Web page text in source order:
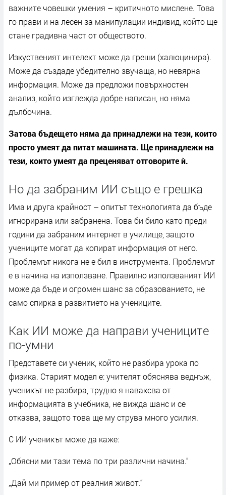
важните човешки умения – критичното мислене. Това
го прави и на лесен за манипулации индивид, който ще
стане градивна част от обществото.
Изкуственият интелект може да греши (халюцинира).
Може да създаде убедително звучаща, но невярна
информация. Може да предложи повърхностен
анализ, който изглежда добре написан, но няма
дълбочина.
Затова бъдещето няма да принадлежи на тези, които
просто умеят да питат машината. Ще принадлежи на
тези, които умеят да преценяват отговорите ѝ.
Но да забраним ИИ също е грешка
Има и друга крайност – опитът технологията да бъде
игнорирана или забранена. Това би било като преди
години да забраним интернет в училище, защото
учениците могат да копират информация от него.
Проблемът никога не е бил в инструмента. Проблемът
е в начина на използване. Правилно използваният ИИ
може да бъде и огромен шанс за образованието, не
само спирка в развитието на учениците.
Как ИИ може да направи учениците
по-умни
Представете си ученик, който не разбира урока по
физика. Старият модел е: учителят обяснява веднъж,
ученикът не разбира, трудно я наваксва от
информацията в учебника, не вижда шанс и се
отказва, защото това ще му струва много усилия.
С ИИ ученикът може да каже:
„Обясни ми тази тема по три различни начина.“
„Дай ми пример от реалния живот.“